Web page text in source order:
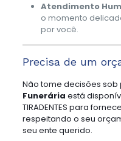
Atendimento
o momento
por você.
Precisa de um
Não tome decisões sob
Funerária está
TIRADENTES para
respeitando o seu
seu ente querido.